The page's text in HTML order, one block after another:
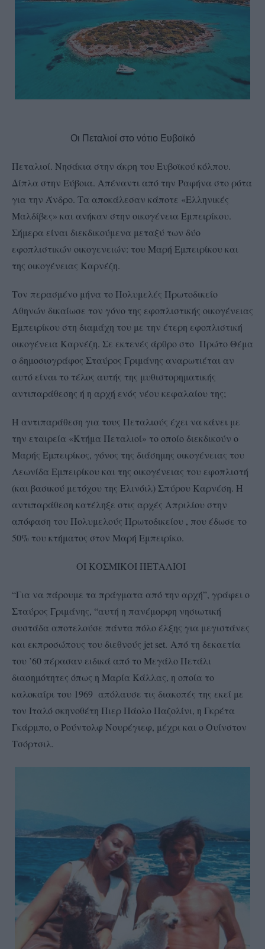
Οι Πεταλιοί στο νότιο Ευβοϊκό
Πεταλιοί. Νησάκια στην άκρη του Ευβοϊκού κόλπου.
Δίπλα στην Εύβοια. Απέναντι από την Ραφήνα στο ρότα
για την Άνδρο. Τα αποκάλεσαν κάποτε «Ελληνικές
Μαλδίβες» και ανήκαν στην οικογένεια Εμπειρίκου.
Σήμερα είναι διεκδικούμενα μεταξύ των δύο
εφοπλιστικών οικογενειών: του Μαρή Εμπειρίκου και
της οικογένειας Καρνέζη.
Τον περασμένο μήνα το Πολυμελές Πρωτοδικείο
Αθηνών δικαίωσε τον γόνο της εφοπλιστικής οικογένειας
Εμπειρίκου στη διαμάχη του με την έτερη εφοπλιστική
οικογένεια Καρνέζη. Σε εκτενές άρθρο στο Πρώτο Θέμα
ο δημοσιογράφος Σταύρος Γριμάνης αναρωτιέται αν
αυτό είναι το τέλος αυτής της μυθιστορηματικής
αντιπαράθεσης ή η αρχή ενός νέου κεφαλαίου της;
Η αντιπαράθεση για τους Πεταλιούς έχει να κάνει με
την εταιρεία «Κτήμα Πεταλιοί» το οποίο διεκδικούν ο
Μαρής Εμπειρίκος, γόνος της διάσημης οικογένειας του
Λεωνίδα Εμπειρίκου και της οικογένειας του εφοπλιστή
(και βασικού μετόχου της Ελινόιλ) Σπύρου Καρνέση. Η
αντιπαράθεση κατέληξε στις αρχές Απριλίου στην
απόφαση του Πολυμελούς Πρωτοδικείου , που έδωσε το
50% του κτήματος στον Μαρή Εμπειρίκο.
ΟΙ ΚΟΣΜΙΚΟΙ ΠΕΤΑΛΙΟΙ
“Για να πάρουμε τα πράγματα από την αρχή”, γράφει ο
Σταύρος Γριμάνης, “αυτή η πανέμορφη νησιωτική
συστάδα αποτελούσε πάντα πόλο έλξης για μεγιστάνες
και εκπροσώπους του διεθνούς jet set. Aπό τη δεκαετία
του ’60 πέρασαν ειδικά από το Mεγάλο Πετάλι
διασημότητες όπως η Mαρία Kάλλας, η οποία το
καλοκαίρι του 1969 απόλαυσε τις διακοπές της εκεί με
τον Ιταλό σκηνοθέτη Πιερ Πάολο Παζολίνι, η Γκρέτα
Γκάρμπο, ο Pούντολφ Nουρέγιεφ, μέχρι και ο Oυίνστον
Tσόρτσιλ.